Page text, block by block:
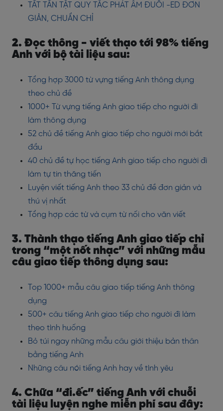
TẤT TẦN TẬT QUY TẮC PHÁT ÂM ĐUÔI -ED ĐƠN
GIẢN, CHUẨN CHỈ
2. Đọc thông - viết thạo tới 98% tiếng
Anh với bộ tài liệu sau:
Tổng hợp 3000 từ vựng tiếng Anh thông dụng
theo chủ đề
1000+ Từ vựng tiếng Anh giao tiếp cho người đi
làm thông dụng
52 chủ đề tiếng Anh giao tiếp cho người mới bắt
đầu
40 chủ đề tự học tiếng Anh giao tiếp cho người đi
làm tự tin thăng tiến
Luyện viết tiếng Anh theo 33 chủ đề đơn giản và
thú vị nhất
Tổng hợp các từ và cụm từ nối cho văn viết
3. Thành thạo tiếng Anh giao tiếp chỉ
trong “một nốt nhạc” với những mẫu
câu giao tiếp thông dụng sau:
Top 1000+ mẫu câu giao tiếp tiếng Anh thông
dụng
500+ câu tiếng Anh giao tiếp cho người đi làm
theo tình huống
Bỏ túi ngay những mẫu câu giới thiệu bản thân
bằng tiếng Anh
Những câu nói tiếng Anh hay về tình yêu
4. Chữa “đi.ếc” tiếng Anh với chuỗi
tài liệu luyện nghe miễn phí sau đây: